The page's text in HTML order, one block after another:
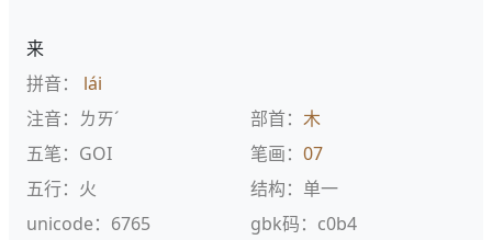
来
拼音： lái
注音：ㄌㄞˊ
部首： 木
五笔：GOI
笔画： 07
五行：火
结构：单一
unicode：6765
gbk码：c0b4